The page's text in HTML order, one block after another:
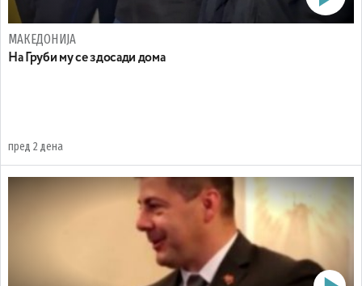
МАКЕДОНИЈА
На Груби му се здосади дома
пред 2 дена